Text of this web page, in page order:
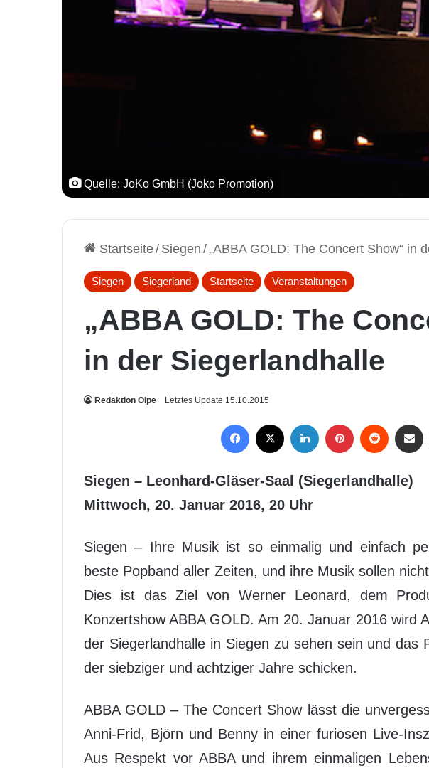
Quelle: JoKo GmbH (Joko Promotion)
Startseite/ Siegen /„ABBA GOLD: The Concert Show“ in
Siegen Siegerland Startseite Veranstaltungen
„ABBA GOLD: The
in der Siegerlandhalle
Redaktion Olpe Letztes Update 15.10.2015
Siegen – Leonhard-Gläser-Saal (Siegerlandhalle)
Mittwoch, 20. Januar 2016, 20 Uhr
Siegen – Ihre Musik ist so einmalig und einfach
beste Popband aller Zeiten, und ihre Musik sollen
Dies ist das Ziel von Werner Leonard, dem
Konzertshow ABBA GOLD. Am 20. Januar 2016 wird
der Siegerlandhalle in Siegen zu sehen sein und das
der siebziger und achtziger Jahre schicken.
ABBA GOLD – The Concert Show lässt die
Anni-Frid, Björn und Benny in einer furiosen Live-
Aus Respekt vor ABBA und ihrem einmaligen